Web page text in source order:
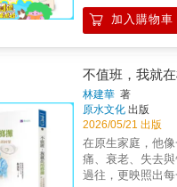
「只做喜歡的事，能餬口嗎？」 「待
框架，體驗改變帶來的喜悅。 「恐懼與憂慮、必須與不得已、 需要與不能，一度主
2、寫下人生五事，聚焦方
悔、從小開始、相信自己、勇敢嘗試 原來，我們缺的不是勇氣，是意
的那一座，獨一無二。
感覺負循環，這
帶去荒島的書！」
加入購物車
不值班，我就
林建華 著
原水文化 出版
2026/05/21 出版
在原生家庭，他
痛、衰老、失去
過往，更映照出